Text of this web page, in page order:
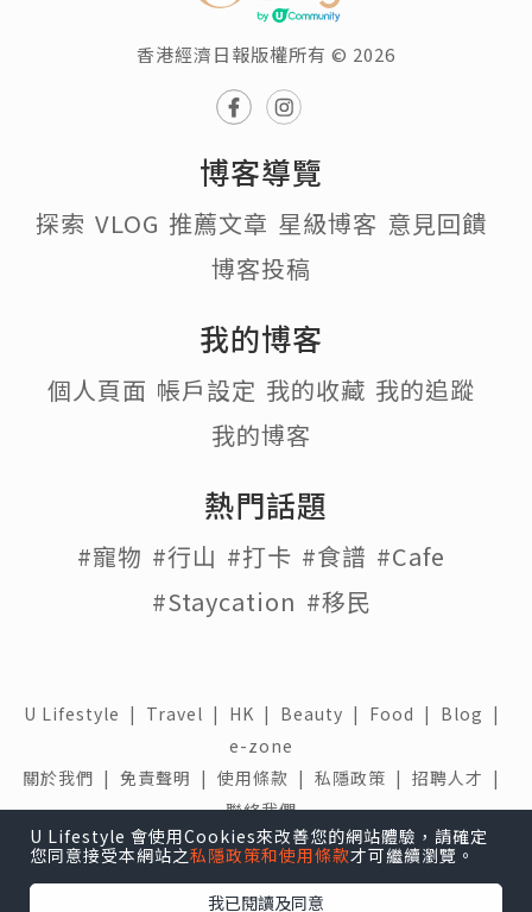
U Lifestyle 會使用Cookies來改善您的網站體驗，請確定
您同意接受本網站之私隱政策和使用條款才可繼續瀏覽。
我已閱讀及同意
香港經濟日報版權所有 © 2026
博客導覽
探索 VLOG 推薦文章 星級博客 意見回饋
博客投稿
我的博客
個人頁面 帳戶設定 我的收藏 我的追蹤
我的博客
熱門話題
#寵物 #行山 #打卡 #食譜 #Cafe
#Staycation #移民
U Lifestyle | Travel | HK | Beauty | Food | Blog |
e-zone
關於我們 | 免責聲明 | 使用條款 | 私隱政策 | 招聘人才 |
聯絡我們
下載 U Lifestyle應用程式